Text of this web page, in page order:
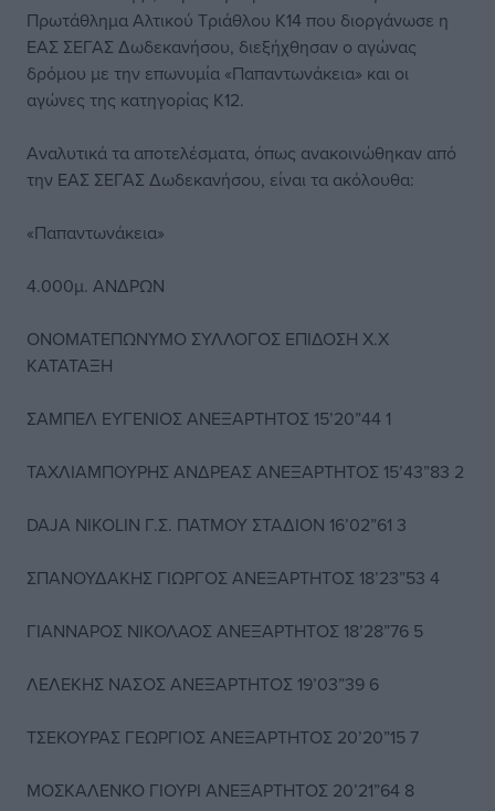
Πρωτάθλημα Αλτικού Τριάθλου Κ14 που διοργάνωσε η
ΕΑΣ ΣΕΓΑΣ Δωδεκανήσου, διεξήχθησαν ο αγώνας
δρόμου με την επωνυμία «Παπαντωνάκεια» και οι
αγώνες της κατηγορίας Κ12.
Αναλυτικά τα αποτελέσματα, όπως ανακοινώθηκαν από
την ΕΑΣ ΣΕΓΑΣ Δωδεκανήσου, είναι τα ακόλουθα:
«Παπαντωνάκεια»
4.000μ. ΑΝΔΡΩΝ
ΟΝΟΜΑΤΕΠΩΝΥΜΟ ΣΥΛΛΟΓΟΣ ΕΠΙΔΟΣΗ Χ.Χ
ΚΑΤΑΤΑΞΗ
ΣΑΜΠΕΛ ΕΥΓΕΝΙΟΣ ΑΝΕΞΑΡΤΗΤΟΣ 15’20”44 1
ΤΑΧΛΙΑΜΠΟΥΡΗΣ ΑΝΔΡΕΑΣ ΑΝΕΞΑΡΤΗΤΟΣ 15’43”83 2
DAJA NIKOLIN Γ.Σ. ΠΑΤΜΟΥ ΣΤΑΔΙΟΝ 16’02”61 3
ΣΠΑΝΟΥΔΑΚΗΣ ΓΙΩΡΓΟΣ ΑΝΕΞΑΡΤΗΤΟΣ 18’23”53 4
ΓΙΑΝΝΑΡΟΣ ΝΙΚΟΛΑΟΣ ΑΝΕΞΑΡΤΗΤΟΣ 18’28”76 5
ΛΕΛΕΚΗΣ ΝΑΣΟΣ ΑΝΕΞΑΡΤΗΤΟΣ 19’03”39 6
ΤΣΕΚΟΥΡΑΣ ΓΕΩΡΓΙΟΣ ΑΝΕΞΑΡΤΗΤΟΣ 20’20”15 7
ΜΟΣΚΑΛΕΝΚΟ ΓΙΟΥΡΙ ΑΝΕΞΑΡΤΗΤΟΣ 20’21”64 8